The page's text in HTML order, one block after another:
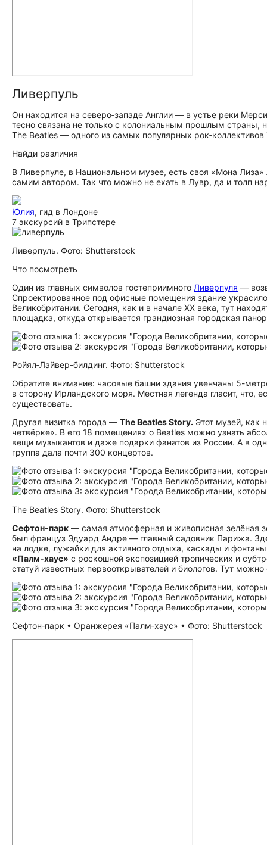
Ливерпуль
Он находится на северо‑западе Англии — в устье реки
тесно связана не только с колониальным прошлым
The Beatles — одного из самых популярных рок‑коллективов
Найди различия
В Ливерпуле, в Национальном музее, есть своя «Мона
самим автором. Так что можно не ехать в Лувр, да и толп
Юлия, гид в Лондоне
7 экскурсий в Трипстере
Ливерпуль. Фото: Shutterstock
Что посмотреть
Один из главных символов гостеприимного Ливерпуля —
Спроектированное под офисные помещения здание
Великобритании. Сегодня, как и в начале XX века, тут
площадка, откуда открывается грандиозная городская
Ройял‑Лайвер-билдинг. Фото: Shutterstock
Обратите внимание: часовые башни здания увенчаны 5-
в сторону Ирландского моря. Местная легенда гласит, что,
существовать.
Другая визитка города — The Beatles Story. Этот музей, как
четвёрке». В его 18 помещениях о Beatles можно узнать
вещи музыкантов и даже подарки фанатов из России. А в
группа дала почти 300 концертов.
The Beatles Story. Фото: Shutterstock
Сефтон‑парк — самая атмосферная и живописная зелёная
был француз Эдуард Андре — главный садовник Парижа.
на лодке, лужайки для активного отдыха, каскады и
«Палм‑хаус» с роскошной экспозицией тропических и
статуй известных первооткрывателей и биологов. Тут
Сефтон‑парк • Оранжерея «Палм‑хаус» • Фото: Shutterstock